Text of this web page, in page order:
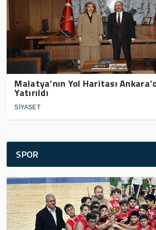
Malatya’nın Yol Haritası
Yatırıldı
SİYASET
SPOR